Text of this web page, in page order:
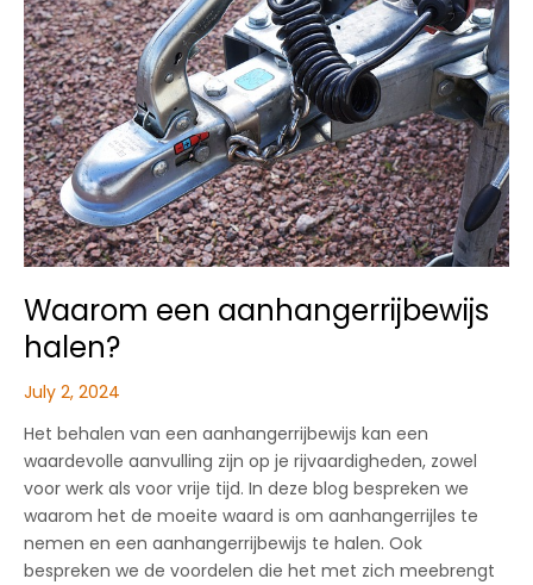
Waarom een aanhangerrijbewijs
halen?
July 2, 2024
Het behalen van een aanhangerrijbewijs kan een
waardevolle aanvulling zijn op je rijvaardigheden, zowel
voor werk als voor vrije tijd. In deze blog bespreken we
waarom het de moeite waard is om aanhangerrijles te
nemen en een aanhangerrijbewijs te halen. Ook
bespreken we de voordelen die het met zich meebrengt